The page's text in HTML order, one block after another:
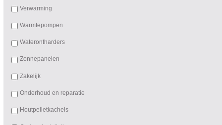
Verwarming
Warmtepompen
Waterontharders
Zonnepanelen
Zakelijk
Onderhoud en reparatie
Houtpelletkachels